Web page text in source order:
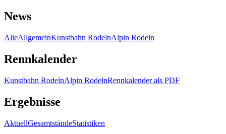
News
AlleAllgemeinKunstbahn RodelnAlpin Rodeln
Rennkalender
Kunstbahn RodelnAlpin RodelnRennkalender als PDF
Ergebnisse
AktuellGesamtständeStatistiken